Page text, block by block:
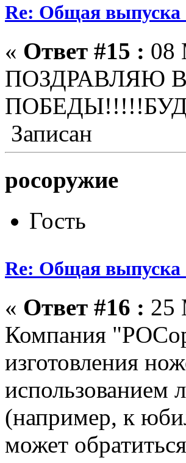
Re: Общая выпуска
« Ответ #15 : 08
ПОЗДРАВЛЯЮ
Записан
росоружие
Гость
Re: Общая выпуска
« Ответ #16 : 25
Компания
изготовления
использованием
(например, к
может